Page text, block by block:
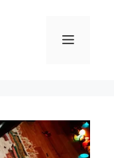
Menú